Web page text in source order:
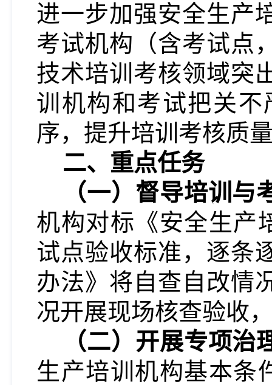
进一步加强安全生产
考试机构（含考试点
技术培训考核领域突
训机构和考试把关
序，提升培训考核质
二、重点任务
（一）督导培训
机构对标《安全生产
试点验收标准，逐条
办法》将自查自改情
况开展现场核查验收
（二）开展专项
生产培训机构基本条